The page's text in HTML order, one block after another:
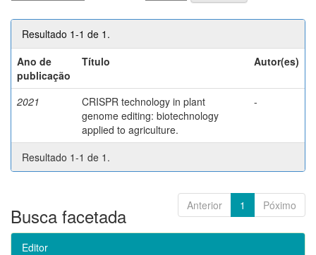
Resultado 1-1 de 1.
Ano de
publicação
Título Autor(es)
2021
CRISPR technology in plant
genome editing: biotechnology
applied to agriculture.
-
Resultado 1-1 de 1.
Anterior 1 Póximo
Busca facetada
Editor